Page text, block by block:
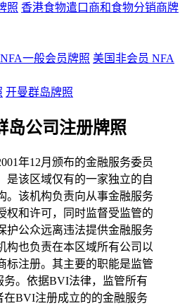
照 香港食物遣口商和食物分销商牌
一般会员牌照 美国非会员 NFA
开曼群岛牌照
岛公司注册牌照
年12月颁布的金融服务委员
是该区域仅有的一家独立的自
。该机构负责向从事金融服务
权和许可，同时监督受监管的
护公众远离违法提供金融服务
构也负责在本区域所有公司以
标注册。其主要的职能是监管
。依据BVI法律，监管所有
BVI注册成立的的金融服务